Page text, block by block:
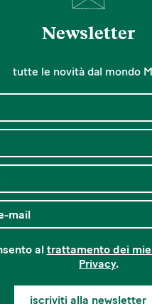
Newsletter
tutte le novità dal mondo
al trattamento dei
Privacy.
iscriviti alla newsletter